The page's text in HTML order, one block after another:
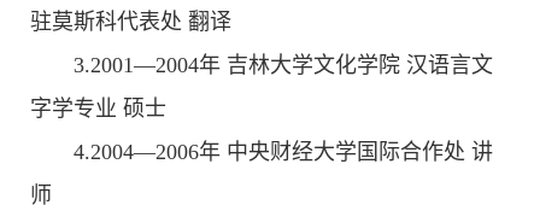
驻莫斯科代表处 翻译
3.2001—2004年 吉林大学文化学院 汉语言文
字学专业 硕士
4.2004—2006年 中央财经大学国际合作处 讲
师